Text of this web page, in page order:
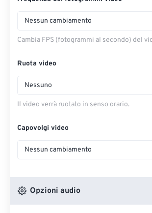
Nessun cambiamento
Cambia FPS (fotogrammi al secondo) del
Ruota video
Nessuno
Il video verrà ruotato in senso orario.
Capovolgi video
Nessun cambiamento
Opzioni audio